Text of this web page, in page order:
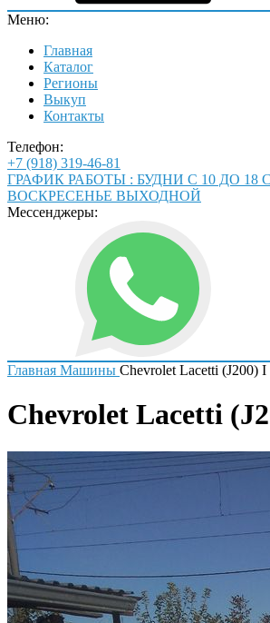
Меню:
Главная
Каталог
Регионы
Выкуп
Контакты
Телефон:
+7 (918) 319-46-81
ГРАФИК РАБОТЫ : БУДНИ С 10 ДО 18
ВОСКРЕСЕНЬЕ ВЫХОДНОЙ
Мессенджеры:
Главная Машины Chevrolet Lacetti (J200)
Chevrolet Lacetti